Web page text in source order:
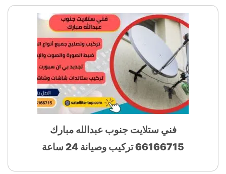
فني ستلايت جنوب عبدالله مبارك
66166715 تركيب وصيانة 24 ساعة